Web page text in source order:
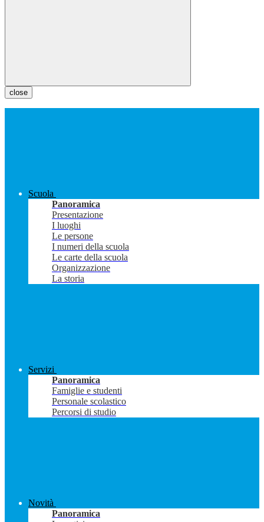
close
Scuola
Panoramica
Presentazione
I luoghi
Le persone
I numeri della scuola
Le carte della scuola
Organizzazione
La storia
Servizi
Panoramica
Famiglie e studenti
Personale scolastico
Percorsi di studio
Novità
Panoramica